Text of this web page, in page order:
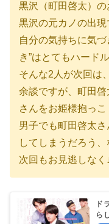
黒沢（町田啓太）の
黒沢の元カノの出現
自分の気持ちに気
き”はとてもハード
そんな2人が次回は
余談ですが、町田
さんをお姫様抱っこ
男子でも町田啓太
してしまうだろう、
次回もお見逃しなく
ド
ら